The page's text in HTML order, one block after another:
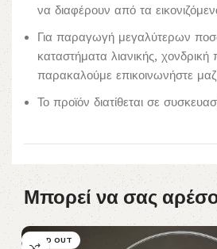
να διαφέρουν από τα
Για παραγωγή μεγαλύτερων
καταστήματα λιανικής,
παρακαλούμε επικοινωνήστε
Το προϊόν διατίθεται σε
Μπορεί να σας
SOLD OUT